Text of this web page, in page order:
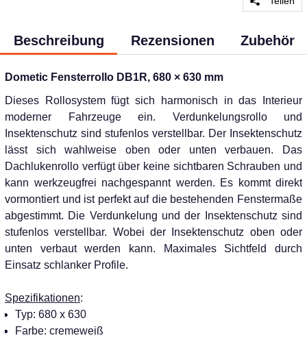
Beschreibung Rezensionen Zubehör
Dometic Fensterrollo DB1R, 680 × 630 mm
Dieses Rollosystem fügt sich harmonisch in das Interieur
moderner Fahrzeuge ein. Verdunkelungsrollo und
Insektenschutz sind stufenlos verstellbar. Der Insektenschutz
lässt sich wahlweise oben oder unten verbauen. Das
Dachlukenrollo verfügt über keine sichtbaren Schrauben und
kann werkzeugfrei nachgespannt werden. Es kommt direkt
vormontiert und ist perfekt auf die bestehenden Fenstermaße
abgestimmt. Die Verdunkelung und der Insektenschutz sind
stufenlos verstellbar. Wobei der Insektenschutz oben oder
unten verbaut werden kann. Maximales Sichtfeld durch
Einsatz schlanker Profile.
Spezifikationen:
Typ: 680 x 630
Farbe: cremeweiß